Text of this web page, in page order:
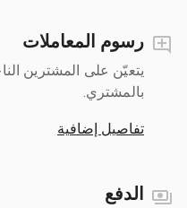
رسوم المعاملات
يتعيّن على المشترين
بالمشتري.
تفاصيل إضافية
الدفع